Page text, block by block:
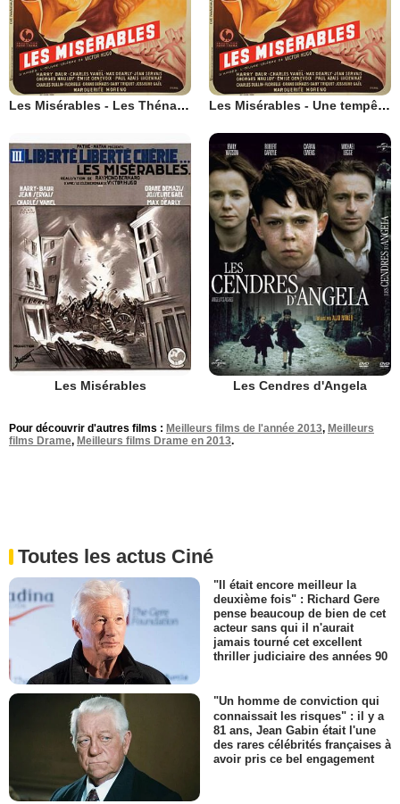
Les Misérables - Les Thénardier Les Misérables - Une tempête sous un crâne
Les Misérables Les Cendres d'Angela
Pour découvrir d'autres films : Meilleurs films de l'année 2013, Meilleurs
films Drame, Meilleurs films Drame en 2013.
Toutes les actus Ciné
"Il était encore meilleur la
deuxième fois" : Richard Gere
pense beaucoup de bien de cet
acteur sans qui il n'aurait
jamais tourné cet excellent
thriller judiciaire des années 90
"Un homme de conviction qui
connaissait les risques" : il y a
81 ans, Jean Gabin était l'une
des rares célébrités françaises à
avoir pris ce bel engagement